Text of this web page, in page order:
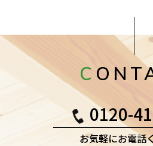
0120-
お気軽にお電話